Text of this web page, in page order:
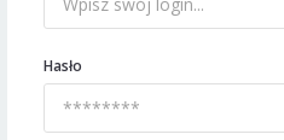
Hasło